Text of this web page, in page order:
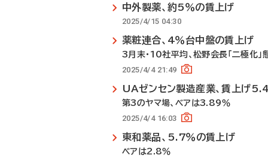
中外製薬、約5％の賃上げ
2025/4/15 04:30
薬粧連合、4％台中盤の賃上げ
3月末・10社平均、松野会長「二極化」
2025/4/4 21:49
UAゼンセン製造産業、賃上げ
第3のヤマ場、ベアは3.89％
2025/4/4 16:03
東和薬品、5.7％の賃上げ
ベアは2.8％